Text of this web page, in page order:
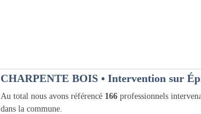
CHARPENTE BOIS • Intervention sur
Au total nous avons référencé 166 professionnels
dans la commune.